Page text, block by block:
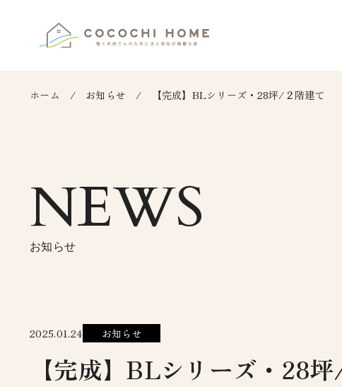
ホーム お知らせ 【完成】BLシリーズ・28坪/２階建て
NEWS
お知らせ
2025.01.24 お知らせ
【完成】BLシリーズ・28